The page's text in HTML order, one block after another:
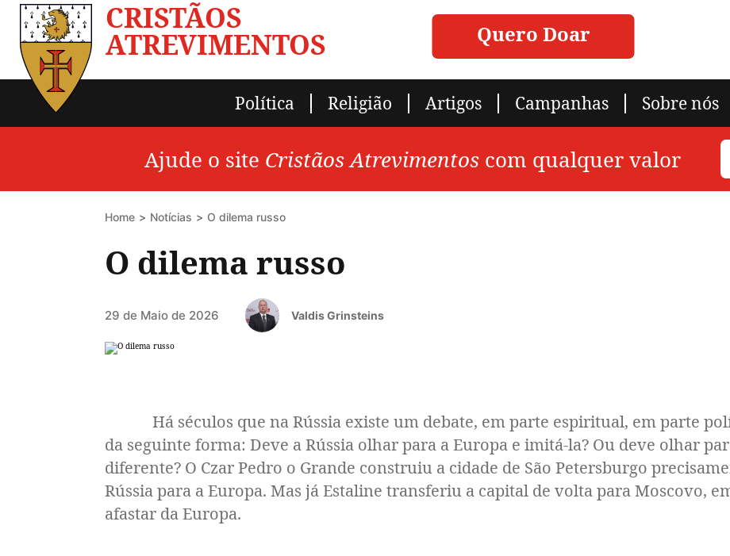
CRISTÃOS
ATREVIMENTOS Quero Doar
Política Religião Artigos Campanhas Sobre nós
Ajude o site Cristãos Atrevimentoscom qualquer valor
Home Notícias O dilema russo
O dilema russo
29 de Maio de 2026 Valdis Grinsteins
Há séculos que na Rússia existe um debate, em parte espiritual, em parte
da seguinte forma: Deve a Rússia olhar para a Europa e imitá-la? Ou deve olhar
diferente? O Czar Pedro o Grande construiu a cidade de São Petersburgo
Rússia para a Europa. Mas já Estaline transferiu a capital de volta para Moscovo,
afastar da Europa.